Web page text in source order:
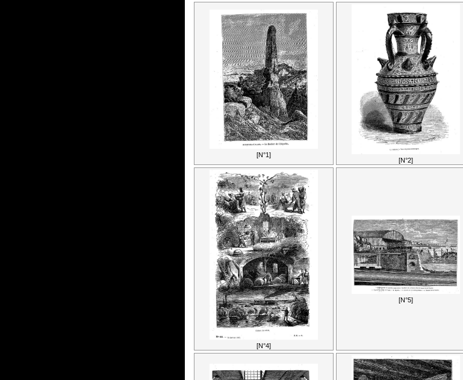
[N°1]
[N°2]
[N°4]
[N°5]